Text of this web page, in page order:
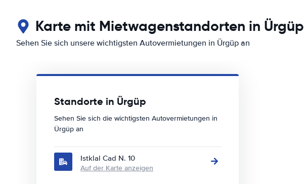
Karte mit Mietwagenstandorten in Ürgüp
Sehen Sie sich unsere wichtigsten Autovermietungen in Ürgüp an
Standorte in Ürgüp
Sehen Sie sich die wichtigsten Autovermietungen in
Ürgüp an
Istklal Cad N. 10
Auf der Karte anzeigen